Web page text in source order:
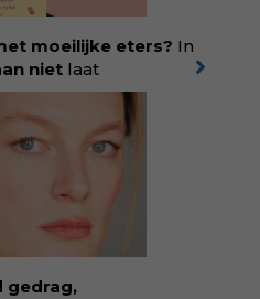
moeilijke eters? In
niet laat
Rolinde
achter
zorgen baart. Met
oorzaken
los te
eten weer een
Bestel via je lokale
over Rolinde via
gedrag,